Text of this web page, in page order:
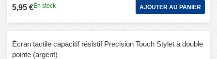
5,95 €En stock AJOUTER AU PANIER
Écran tactile capacitif résistif Precision Touch Stylet à double
pointe (argent)